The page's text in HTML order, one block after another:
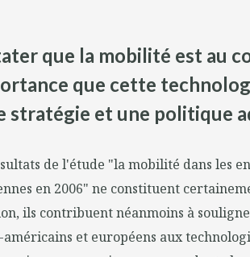
que la mobilité est au
que cette
stratégie et une politique
de l'étude "la mobilité dans les
en 2006" ne constituent
ils contribuent néanmoins à
et européens aux